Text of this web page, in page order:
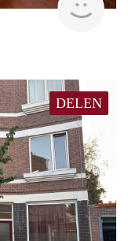
DELEN